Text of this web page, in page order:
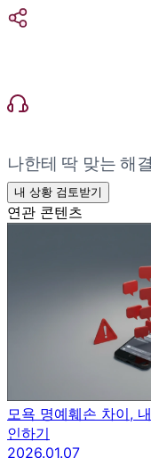
나한테 딱 맞는 해
내 상황 검토받기
연관 콘텐츠
모욕 명예훼손 차이,
인하기
2026.01.07